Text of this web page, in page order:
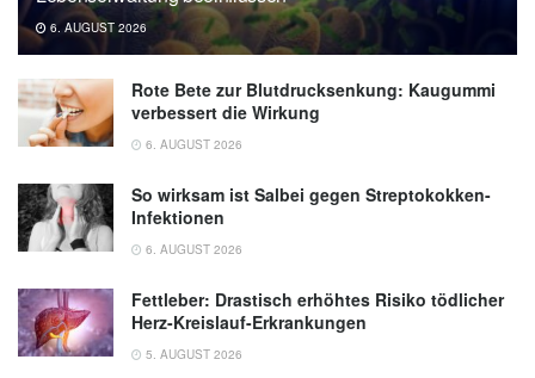
6. AUGUST 2026
Rote Bete zur Blutdrucksenkung: Kaugummi
verbessert die Wirkung
6. AUGUST 2026
So wirksam ist Salbei gegen Streptokokken-
Infektionen
6. AUGUST 2026
Fettleber: Drastisch erhöhtes Risiko tödlicher
Herz-Kreislauf-Erkrankungen
5. AUGUST 2026